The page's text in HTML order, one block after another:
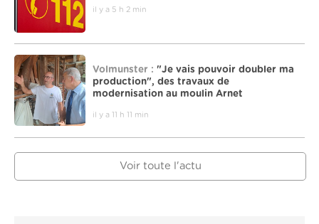
il y a 5 h 2 min
Volmunster : "Je vais pouvoir doubler ma
production", des travaux de
modernisation au moulin Arnet
il y a 11 h 11 min
Voir toute l'actu